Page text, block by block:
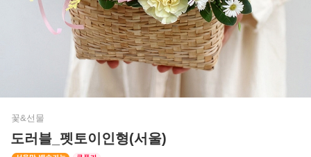
꽃&선물
도러블_펫토이인형(서울)